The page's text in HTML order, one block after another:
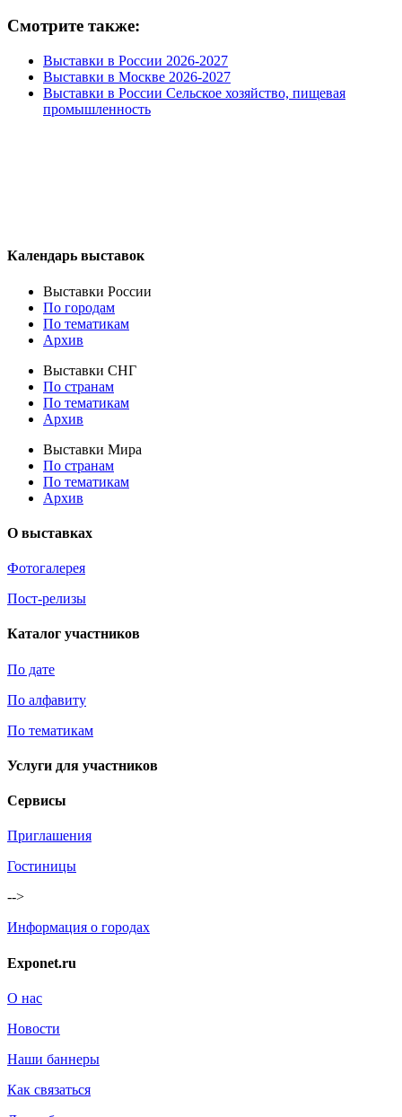
Смотрите также:
Выставки в России 2026-2027
Выставки в Москве 2026-2027
Выставки в России Сельское хозяйство, пищевая
промышленность
Календарь выставок
Выставки России
По городам
По тематикам
Архив
Выставки СНГ
По странам
По тематикам
Архив
Выставки Мира
По странам
По тематикам
Архив
О выставках
Фотогалерея
Пост-релизы
Каталог участников
По дате
По алфавиту
По тематикам
Услуги для участников
Сервисы
Приглашения
Гостиницы
-->
Информация о городах
Exponet.ru
О нас
Новости
Наши баннеры
Как связаться